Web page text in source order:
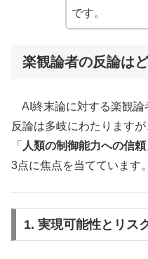
です。
楽観論者の反論は
AI終末論に対する楽観論
反論は多岐にわたりますが
「 人類の制御能力への信頼
3点に焦点を当てています。
1. 実現可能性とリス